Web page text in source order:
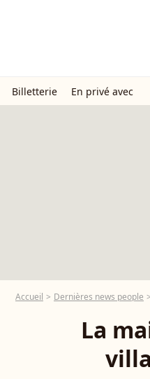
Billetterie En privé avec
Accueil Dernières news people
La